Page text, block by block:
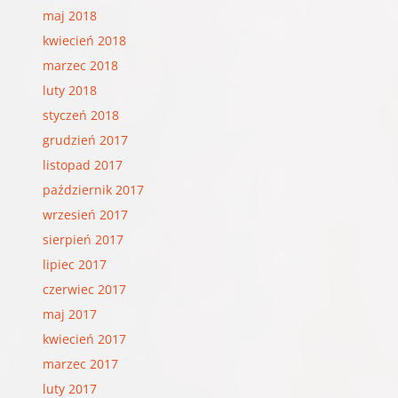
maj 2018
kwiecień 2018
marzec 2018
luty 2018
styczeń 2018
grudzień 2017
listopad 2017
październik 2017
wrzesień 2017
sierpień 2017
lipiec 2017
czerwiec 2017
maj 2017
kwiecień 2017
marzec 2017
luty 2017